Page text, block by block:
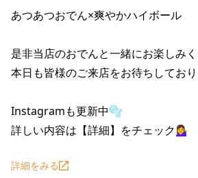
あつあつおでん×爽やかハイボール
是非当店のおでんと一緒にお楽しみ
本日も皆様のご来店をお待ちしてお
Instagramも更新中🫧
詳しい内容は【詳細】をチェック💁‍♀️
詳細をみる